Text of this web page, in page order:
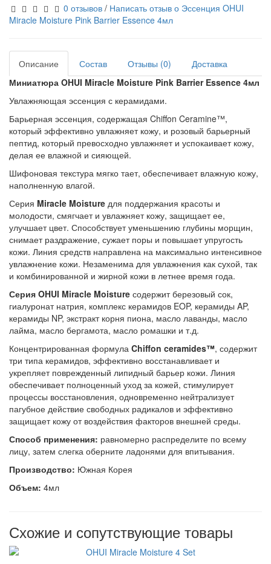
0 отзывов / Написать отзыв о Эссенция OHUI
Miracle Moisture Pink Barrier Essence 4мл
Описание Состав Отзывы (0)
Доставка
Миниатюра OHUI Miracle Moisture Pink Barrier Essence 4мл
Увлажняющая эссенция с керамидами.
Барьерная эссенция, содержащая Chiffon Ceramine™,
который эффективно увлажняет кожу, и розовый барьерный
пептид, который превосходно увлажняет и успокаивает кожу,
делая ее влажной и сияющей.
Шифоновая текстура мягко тает, обеспечивает влажную кожу,
наполненную влагой.
Серия Miracle Moisture для поддержания красоты и
молодости, смягчает и увлажняет кожу, защищает ее,
улучшает цвет. Способствует уменьшению глубины морщин,
снимает раздражение, сужает поры и повышает упругость
кожи. Линия средств направлена на максимально интенсивное
увлажнение кожи. Незаменима для увлажнения как сухой, так
и комбинированной и жирной кожи в летнее время года.
Серия OHUI Miracle Moisture содержит березовый сок,
гиалуронат натрия, комплекс керамидов EOP, керамиды AP,
керамиды NP, экстракт корня пиона, масло лаванды, масло
лайма, масло бергамота, масло ромашки и т.д.
Концентрированная формула Chiffon ceramides™, содержит
три типа керамидов, эффективно восстанавливает и
укрепляет поврежденный липидный барьер кожи. Линия
обеспечивает полноценный уход за кожей, стимулирует
процессы восстановления, одновременно нейтрализует
пагубное действие свободных радикалов и эффективно
защищает кожу от воздействия факторов внешней среды.
Способ применения: равномерно распределите по всему
лицу, затем слегка оберните ладонями для впитывания.
Производство: Южная Корея
Объем: 4мл
Схожие и сопутствующие товары